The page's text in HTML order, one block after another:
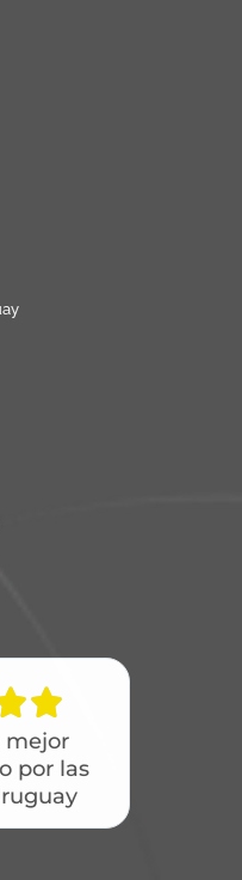

mejor
por las